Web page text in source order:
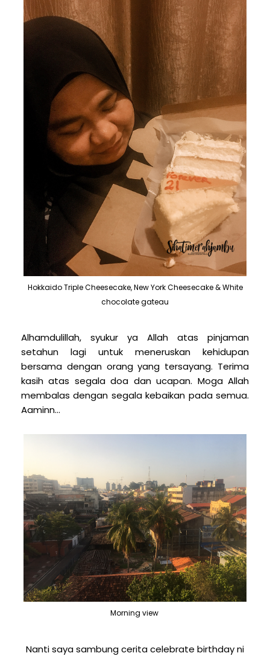
Hokkaido Triple Cheesecake, New York Cheesecake & White
chocolate gateau
Alhamdulillah, syukur ya Allah atas pinjaman
setahun lagi untuk meneruskan kehidupan
bersama dengan orang yang tersayang. Terima
kasih atas segala doa dan ucapan. Moga Allah
membalas dengan segala kebaikan pada semua.
Aaminn...
Morning view
Nanti saya sambung cerita celebrate birthday ni